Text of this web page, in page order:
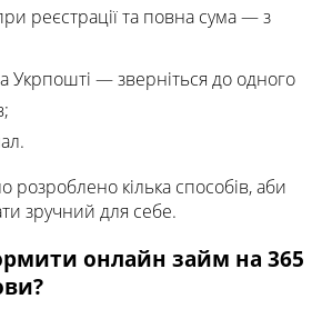
реєстрації та повна сума — з
Укрпошті — зверніться до одного
розроблено кілька способів, аби
зручний для себе.
онлайн займ на 365